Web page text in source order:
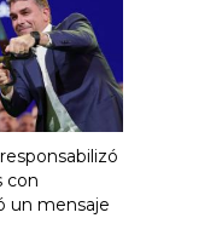
con
un mensaje